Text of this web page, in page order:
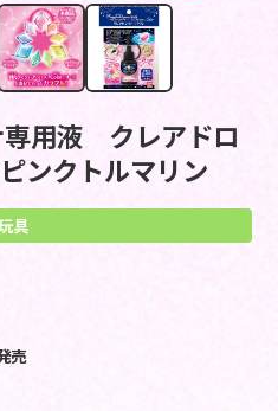
専用液 クレアドロ
ンクトルマリン
具
売